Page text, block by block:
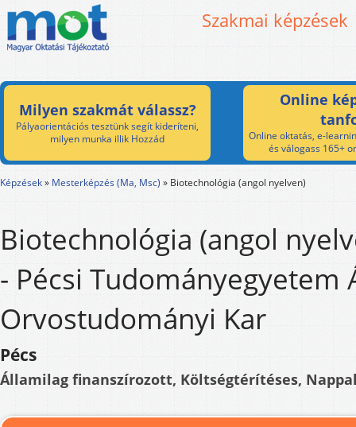
Szakmai képzések
Milyen szakmát válassz?
Pályaorientációs tesztünk segít kideríteni,
milyen munka illik Hozzád
Online
Online oktatás, e-
és válogass 165+
Képzések» Mesterképzés (Ma, Msc) » Biotechnológia (angol nyelven)
Biotechnológia (angol
- Pécsi Tudományegyetem
Orvostudományi Kar
Pécs
Államilag finanszírozott, Költségtérítéses,